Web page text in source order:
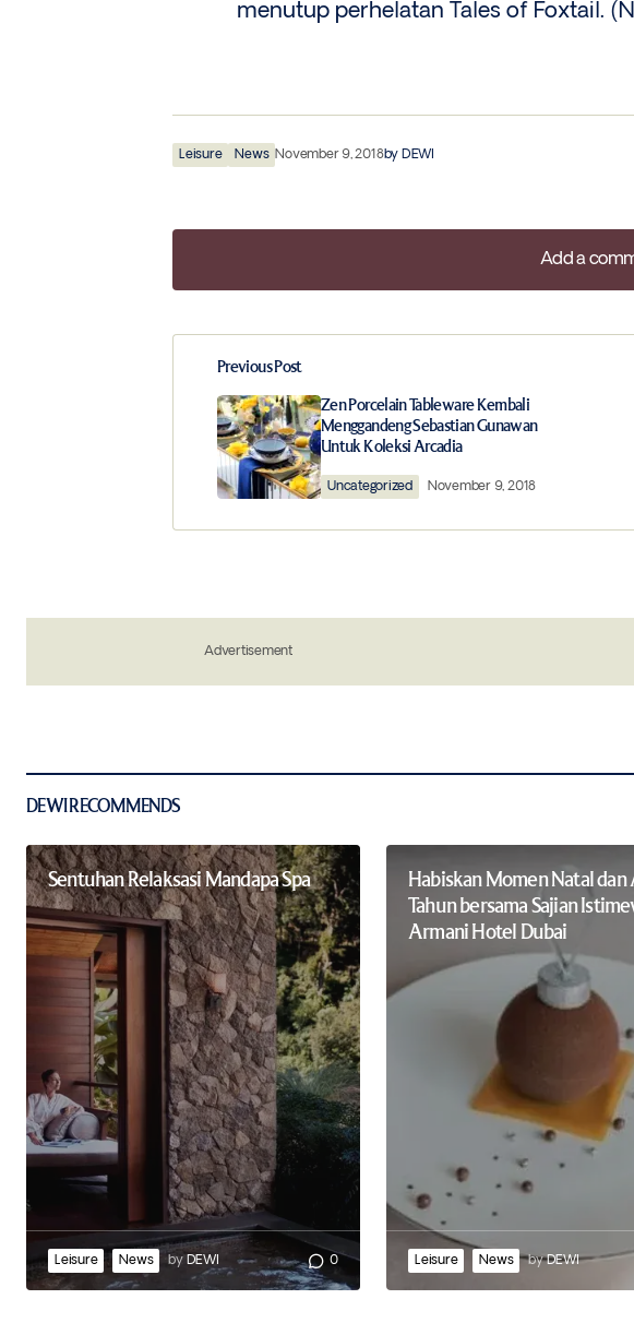
menutup perhelatan Tales of Foxtail.
Leisure News November 9, 2018by DEWI
Add a
Add a
Your email address will not be published. Required
Comment*
Save my name, email, and website in this browser for
Previous Post
Zen Porcelain Tableware Kembali
Menggandeng Sebastian Gunawan
Untuk Koleksi Arcadia
Uncategorized November 9, 2018
Advertisement
DEWI RECOMMENDS
Sentuhan Relaksasi Mandapa Spa
Leisure News by DEWI 0
Habiskan Momen Natal
Tahun bersama Sajian
Armani Hotel Dubai
Leisure News byDEWI